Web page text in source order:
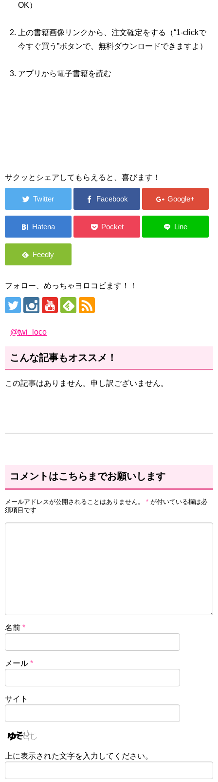
OK）
上の書籍画像リンクから、注文確定をする（“1‐clickで
今すぐ買う”ボタンで、無料ダウンロードできますよ）
アプリから電子書籍を読む
サクッとシェアしてもらえると、喜びます！
フォロー、めっちゃヨロコビます！！
@twi_loco
こんな記事もオススメ！
この記事はありません。申し訳ございません。
コメントはこちらまでお願いします
メールアドレスが公開されることはありません。 * が付いている欄は必
須項目です
名前 *
メール *
サイト
上に表示された文字を入力してください。